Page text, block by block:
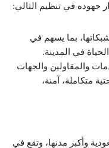
جهوده في تنظيم التالي:
بما يسهم في
في المدينة.
والمقاولين والجهات
متكاملة، آمنة،
وأكبر مدنها، وتقع في